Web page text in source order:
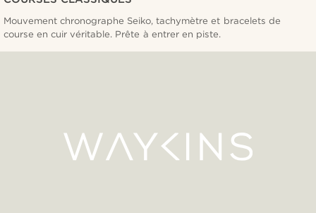
Mouvement chronographe Seiko, tachymètre et bracelets de
course en cuir véritable. Prête à entrer en piste.